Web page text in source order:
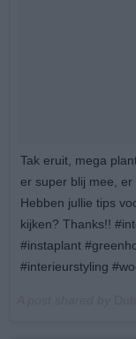
Tak eruit, mega
er super blij mee,
Hebben jullie tips
kijken? Thanks!!
#instaplant
#interieurstyling